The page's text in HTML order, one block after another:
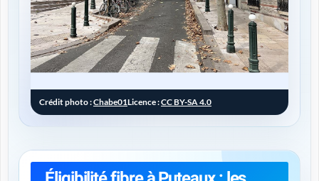
Crédit photo :Chabe01Licence :CC BY-SA 4.0